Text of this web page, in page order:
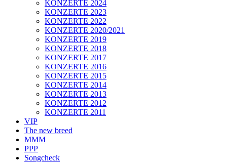
KONZERTE 2024
KONZERTE 2023
KONZERTE 2022
KONZERTE 2020/2021
KONZERTE 2019
KONZERTE 2018
KONZERTE 2017
KONZERTE 2016
KONZERTE 2015
KONZERTE 2014
KONZERTE 2013
KONZERTE 2012
KONZERTE 2011
VIP
The new breed
MMM
PPP
Songcheck